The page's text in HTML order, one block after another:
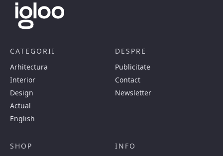
CATEGORII
Arhitectura
Interior
Design
Actual
English
DESPRE
Publicitate
Contact
Newsletter
SHOP
INFO